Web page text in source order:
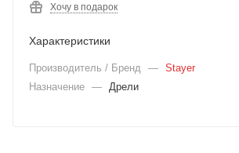
Хочу в подарок
Характеристики
Производитель / Бренд — Stayer
Назначение — Дрели